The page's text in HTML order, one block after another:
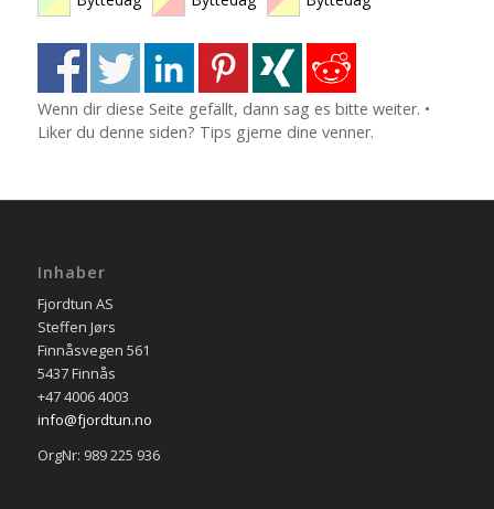
Wenn dir diese Seite gefällt, dann sag es bitte weiter. •
Liker du denne siden? Tips gjerne dine venner.
Inhaber
Fjordtun AS
Steffen Jørs
Finnåsvegen 561
5437 Finnås
+47 4006 4003
info@fjordtun.no
OrgNr: 989 225 936